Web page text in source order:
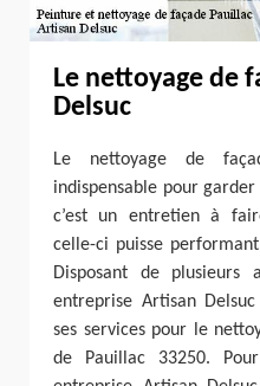
Le nettoyage de
Delsuc
Le nettoyage de
indispensable pour
c’est un entretien à
celle-ci puisse
Disposant de plusieurs
entreprise Artisan
ses services pour le
de Pauillac 33250.